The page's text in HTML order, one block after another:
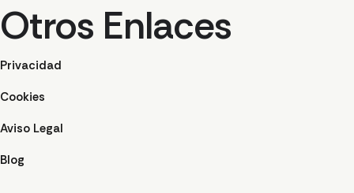
Otros Enlaces
Privacidad
Cookies
Aviso Legal
Blog